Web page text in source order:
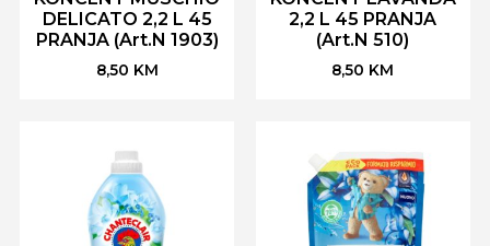
DELICATO 2,2 L 45
PRANJA (Art.N 1903)
8,50 KM
2,2 L 45 PRANJA
(Art.N 510)
8,50 KM